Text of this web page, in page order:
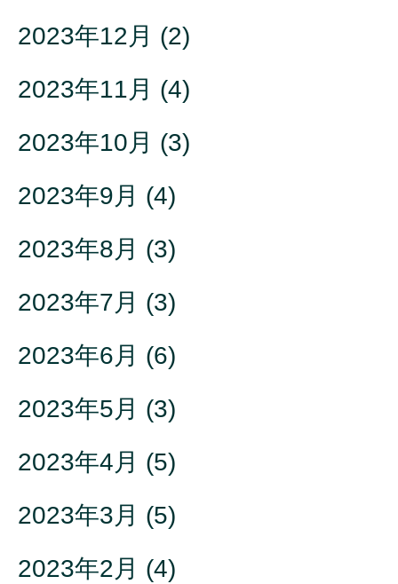
2023年12月 (2)
2023年11月 (4)
2023年10月 (3)
2023年9月 (4)
2023年8月 (3)
2023年7月 (3)
2023年6月 (6)
2023年5月 (3)
2023年4月 (5)
2023年3月 (5)
2023年2月 (4)